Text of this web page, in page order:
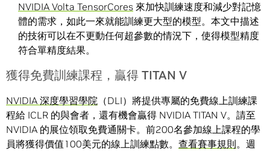
NVIDIA Volta TensorCores 來加快訓練速度和減少對記憶
體的需求，如此一來就能訓練更大型的模型。本文中描述
的技術可以在不更動任何超參數的情況下，使得模型精度
符合單精度結果。
獲得免費訓練課程，贏得 TITAN V
NVIDIA 深度學習學院 （DLI）將提供專屬的免費線上訓練課
程給 ICLR 的與會者，還有機會贏得 NVIDIA TITAN V。請至
NVIDIA 的展位領取免費通關卡。前200名參加線上課程的學
員將獲得價值100美元的線上訓練點數。 查看賽事規則。週